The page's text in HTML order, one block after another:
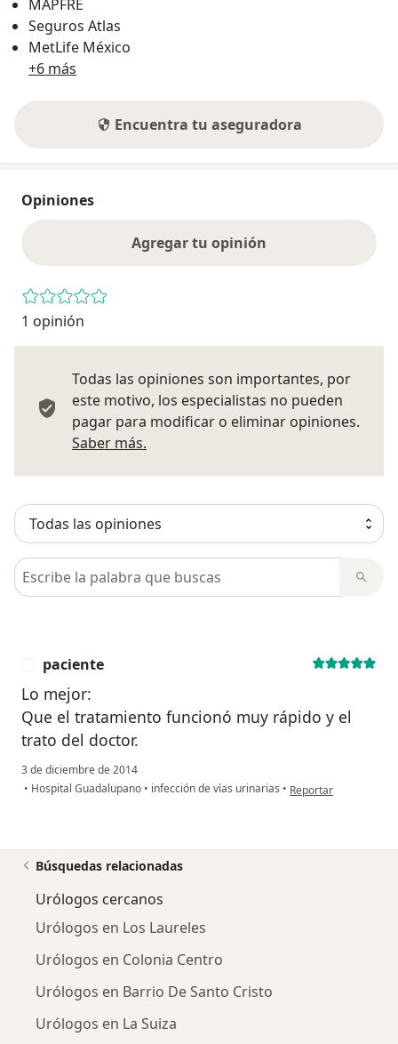
MAPFRE
Seguros Atlas
MetLife México
+6 más
Encuentra tu aseguradora
Opiniones
Agregar tu opinión
1 opinión
Todas las opiniones son importantes, por
este motivo, los especialistas no pueden
pagar para modificar o eliminar opiniones.
Saber más.
Busca en opiniones
paciente
Lo mejor:
Que el tratamiento funcionó muy rápido y el
trato del doctor.
3 de diciembre de 2014
• Hospital Guadalupano • infección de vías urinarias • en opinión del
Reportar
Búsquedas relacionadas
Urólogos cercanos
Urólogos en Los Laureles
Urólogos en Colonia Centro
Urólogos en Barrio De Santo Cristo
Urólogos en La Suiza